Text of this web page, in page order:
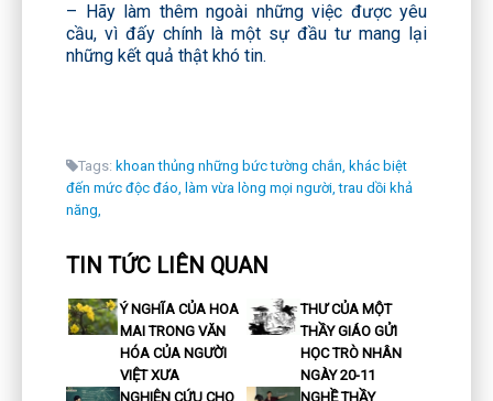
– Hãy làm thêm ngoài những việc được yêu
cầu, vì đấy chính là một sự đầu tư mang lại
những kết quả thật khó tin.
Tags: khoan thủng những bức tường chắn, khác biệt
đến mức độc đáo, làm vừa lòng mọi người, trau dồi khả
năng,
TIN TỨC LIÊN QUAN
Ý NGHĨA CỦA HOA
MAI TRONG VĂN
HÓA CỦA NGƯỜI
VIỆT XƯA
THƯ CỦA MỘT
THẦY GIÁO GỬI
HỌC TRÒ NHÂN
NGÀY 20-11
NGHIÊN CỨU CHO
NGHỀ THẦY